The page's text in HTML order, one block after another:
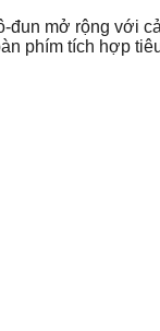
đun mở rộng với
phím tích hợp